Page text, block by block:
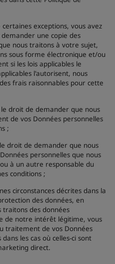
certaines exceptions, vous avez
une copie des
nous traitons à votre sujet,
sous forme électronique et/ou
si les lois applicables le
l'autorisent, nous
frais raisonnables pour cette
le droit de demander que nous
de vos Données personnelles
;
droit de demander que nous
personnelles que nous
à un autre responsable du
conditions ;
circonstances décrites dans la
des données, en
des données
de notre intérêt légitime, vous
traitement de vos Données
les cas où celles-ci sont
direct.